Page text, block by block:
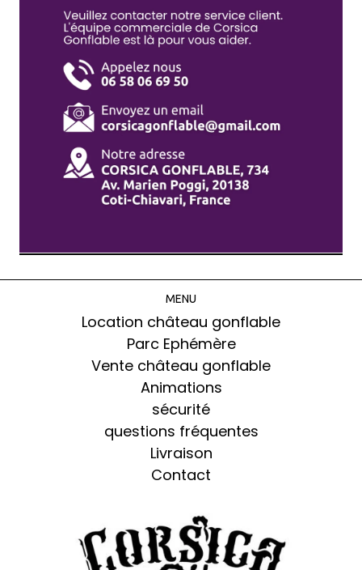
MENU
Location château gonflable
Parc Ephémère
Vente château gonflable
Animations
sécurité
questions fréquentes
Livraison
Contact